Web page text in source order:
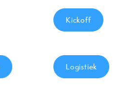
Kickoff
Logistiek